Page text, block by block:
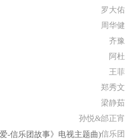
罗大佑
周华健
齐豫
阿杜
王菲
郑秀文
梁静茹
孙悦&邰正宵
-信乐团故事》电视主题曲)信乐团